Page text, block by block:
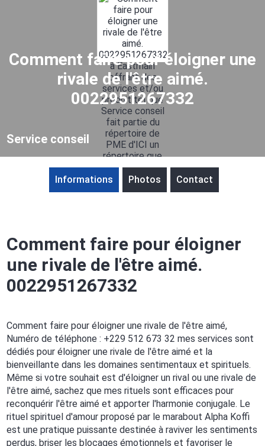
Comment faire pour éloigner une
rivale de l'être aimé.
0022951267332
Service conseil
Informations Photos Contact
Comment faire pour éloigner
une rivale de l'être aimé.
0022951267332
Comment faire pour éloigner une rivale de l'être aimé,
Numéro de téléphone : +229 512 673 32 mes services sont
dédiés pour éloigner une rivale de l'être aimé et la
bienveillante dans les domaines sentimentaux et spirituels.
Même si votre souhait est d'éloigner un rival ou une rivale de
l'être aimé, sachez que mes rituels sont efficaces pour
reconquérir l'être aimé et apporter l'harmonie conjugale. Le
rituel spirituel d'amour proposé par le marabout Alpha Koffi
est une pratique puissante destinée à raviver les sentiments
perdus, briser les blocages émotionnels et favoriser le